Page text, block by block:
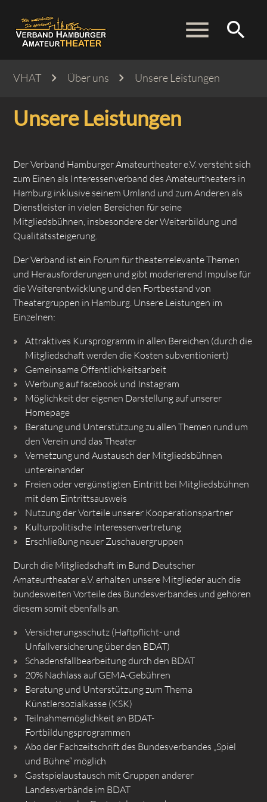
menu search
VHAT Über uns Unsere Leistungen
Unsere Leistungen
Der Verband Hamburger Amateurtheater e.V. versteht sich
zum Einen als Interessenverband des Amateurtheaters in
Hamburg inklusive seinem Umland und zum Anderen als
Dienstleister in vielen Bereichen für seine
Mitgliedsbühnen, insbesondere der Weiterbildung und
Qualitätssteigerung.
Der Verband ist ein Forum für theaterrelevante Themen
und Herausforderungen und gibt moderierend Impulse für
die Weiterentwicklung und den Fortbestand von
Theatergruppen in Hamburg. Unsere Leistungen im
Einzelnen:
Attraktives Kursprogramm in allen Bereichen (durch die
Mitgliedschaft werden die Kosten subventioniert)
Gemeinsame Öffentlichkeitsarbeit
Werbung auf facebook und Instagram
Möglichkeit der eigenen Darstellung auf unserer
Homepage
Beratung und Unterstützung zu allen Themen rund um
den Verein und das Theater
Vernetzung und Austausch der Mitgliedsbühnen
untereinander
Freien oder vergünstigten Eintritt bei Mitgliedsbühnen
mit dem Eintrittsausweis
Nutzung der Vorteile unserer Kooperationspartner
Kulturpolitische Interessenvertretung
Erschließung neuer Zuschauergruppen
Durch die Mitgliedschaft im Bund Deutscher
Amateurtheater e.V. erhalten unsere Mitglieder auch die
bundesweiten Vorteile des Bundesverbandes und gehören
diesem somit ebenfalls an.
Versicherungsschutz (Haftpflicht- und
Unfallversicherung über den BDAT)
Schadensfallbearbeitung durch den BDAT
20% Nachlass auf GEMA-Gebühren
Beratung und Unterstützung zum Thema
Künstlersozialkasse (KSK)
Teilnahmemöglichkeit an BDAT-
Fortbildungsprogrammen
Abo der Fachzeitschrift des Bundesverbandes „Spiel
und Bühne“ möglich
Gastspielaustausch mit Gruppen anderer
Landesverbände im BDAT